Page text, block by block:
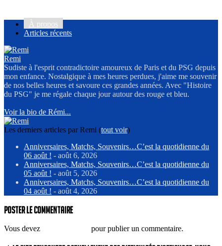
À propos
Articles récents
Remi
Sudiste à l'esprit contradictoire amoureux de Paris et du PSG depuis
mon enfance. Nostalgique à mes heures perdues, j'aime me souvenir
de nos belles heures et savoure ces grandes années. Avec "Histoire
du PSG" je me régale chaque jour autour des rouge et bleu.
Voir la bio de Rémi...
Les derniers articles par Remi (tout voir)
Anniversaires, Matchs, Souvenirs…C’est la quotidienne du
06 août ! - août 6, 2026
Anniversaires, Matchs, Souvenirs…C’est la quotidienne du
05 août ! - août 5, 2026
Anniversaires, Matchs, Souvenirs…C’est la quotidienne du
04 août ! - août 4, 2026
Poster le commentaire
Vous devez pour publier un commentaire.